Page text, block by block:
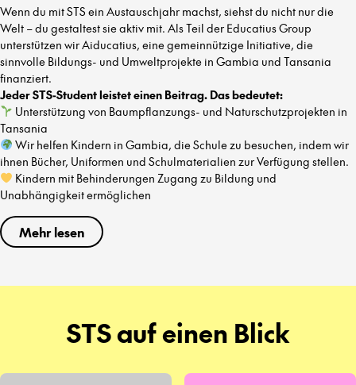
Wenn du mit STS ein Austauschjahr machst, siehst du nicht nur die
Welt – du gestaltest sie aktiv mit. Als Teil der Educatius Group
unterstützen wir Aiducatius, eine gemeinnützige Initiative, die
sinnvolle Bildungs- und Umweltprojekte in Gambia und Tansania
finanziert.
Jeder STS-Student leistet einen Beitrag. Das bedeutet:
Unterstützung von Baumpflanzungs- und Naturschutzprojekten in
Tansania
Wir helfen Kindern in Gambia, die Schule zu besuchen, indem wir
ihnen Bücher, Uniformen und Schulmaterialien zur Verfügung stellen.
Kindern mit Behinderungen Zugang zu Bildung und
Unabhängigkeit ermöglichen
Mehr lesen
STS auf einen Blick